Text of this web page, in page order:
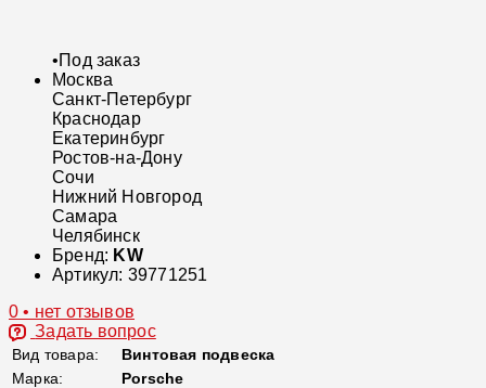
•Под заказ
Москва
Санкт-Петербург
Краснодар
Екатеринбург
Ростов-на-Дону
Сочи
Нижний Новгород
Самара
Челябинск
Бренд: KW
Артикул: 39771251
0 • нет отзывов
Задать вопрос
Вид товара:
Винтовая подвеска
Марка:
Porsche